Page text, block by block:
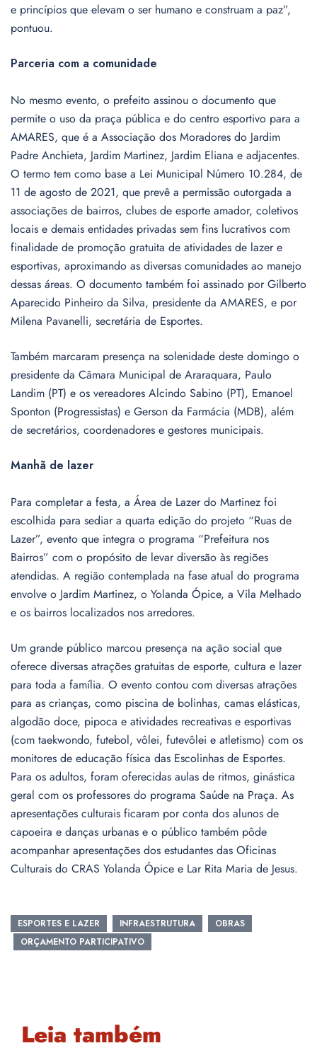
e princípios que elevam o ser humano e construam a paz”,
pontuou.
Parceria com a comunidade
No mesmo evento, o prefeito assinou o documento que
permite o uso da praça pública e do centro esportivo para a
AMARES, que é a Associação dos Moradores do Jardim
Padre Anchieta, Jardim Martinez, Jardim Eliana e adjacentes.
O termo tem como base a Lei Municipal Número 10.284, de
11 de agosto de 2021, que prevê a permissão outorgada a
associações de bairros, clubes de esporte amador, coletivos
locais e demais entidades privadas sem fins lucrativos com
finalidade de promoção gratuita de atividades de lazer e
esportivas, aproximando as diversas comunidades ao manejo
dessas áreas. O documento também foi assinado por Gilberto
Aparecido Pinheiro da Silva, presidente da AMARES, e por
Milena Pavanelli, secretária de Esportes.
Também marcaram presença na solenidade deste domingo o
presidente da Câmara Municipal de Araraquara, Paulo
Landim (PT) e os vereadores Alcindo Sabino (PT), Emanoel
Sponton (Progressistas) e Gerson da Farmácia (MDB), além
de secretários, coordenadores e gestores municipais.
Manhã de lazer
Para completar a festa, a Área de Lazer do Martinez foi
escolhida para sediar a quarta edição do projeto “Ruas de
Lazer”, evento que integra o programa “Prefeitura nos
Bairros” com o propósito de levar diversão às regiões
atendidas. A região contemplada na fase atual do programa
envolve o Jardim Martinez, o Yolanda Ópice, a Vila Melhado
e os bairros localizados nos arredores.
Um grande público marcou presença na ação social que
oferece diversas atrações gratuitas de esporte, cultura e lazer
para toda a família. O evento contou com diversas atrações
para as crianças, como piscina de bolinhas, camas elásticas,
algodão doce, pipoca e atividades recreativas e esportivas
(com taekwondo, futebol, vôlei, futevôlei e atletismo) com os
monitores de educação física das Escolinhas de Esportes.
Para os adultos, foram oferecidas aulas de ritmos, ginástica
geral com os professores do programa Saúde na Praça. As
apresentações culturais ficaram por conta dos alunos de
capoeira e danças urbanas e o público também pôde
acompanhar apresentações dos estudantes das Oficinas
Culturais do CRAS Yolanda Ópice e Lar Rita Maria de Jesus.
ESPORTES E LAZER INFRAESTRUTURA
OBRAS
ORÇAMENTO PARTICIPATIVO
Leia também